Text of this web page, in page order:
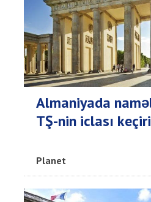
Almaniyada
TŞ-nin iclası
Planet